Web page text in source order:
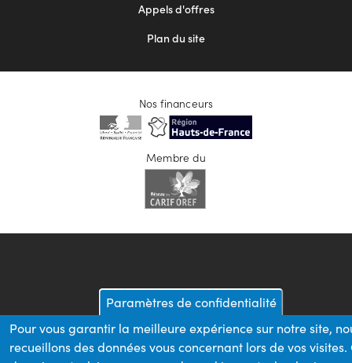
Appels d'offres
Plan du site
Nos financeurs
Membre du
Paramètres de confidentialité
Pour vous garantir la meilleure expérience sur notre site,
recueillons des données vous concernant lors de vos visites.